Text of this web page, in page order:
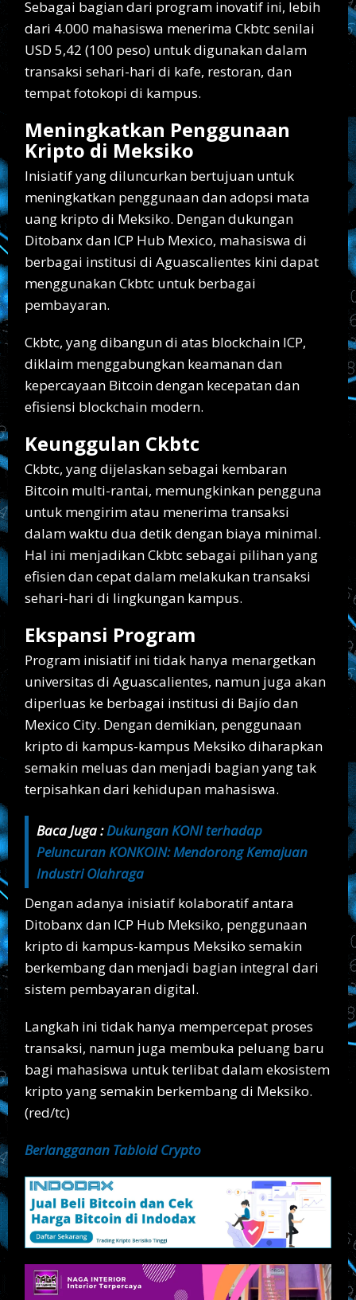
Sebagai bagian dari program inovatif ini, lebih
dari 4.000 mahasiswa menerima Ckbtc senilai
USD 5,42 (100 peso) untuk digunakan dalam
transaksi sehari-hari di kafe, restoran, dan
tempat fotokopi di kampus.
Meningkatkan Penggunaan
Kripto di Meksiko
Inisiatif yang diluncurkan bertujuan untuk
meningkatkan penggunaan dan adopsi mata
uang kripto di Meksiko. Dengan dukungan
Ditobanx dan ICP Hub Mexico, mahasiswa di
berbagai institusi di Aguascalientes kini dapat
menggunakan Ckbtc untuk berbagai
pembayaran.
Ckbtc, yang dibangun di atas blockchain ICP,
diklaim menggabungkan keamanan dan
kepercayaan Bitcoin dengan kecepatan dan
efisiensi blockchain modern.
Keunggulan Ckbtc
Ckbtc, yang dijelaskan sebagai kembaran
Bitcoin multi-rantai, memungkinkan pengguna
untuk mengirim atau menerima transaksi
dalam waktu dua detik dengan biaya minimal.
Hal ini menjadikan Ckbtc sebagai pilihan yang
efisien dan cepat dalam melakukan transaksi
sehari-hari di lingkungan kampus.
Ekspansi Program
Program inisiatif ini tidak hanya menargetkan
universitas di Aguascalientes, namun juga akan
diperluas ke berbagai institusi di Bajío dan
Mexico City. Dengan demikian, penggunaan
kripto di kampus-kampus Meksiko diharapkan
semakin meluas dan menjadi bagian yang tak
terpisahkan dari kehidupan mahasiswa.
Baca Juga :Dukungan KONI terhadap
Peluncuran KONKOIN: Mendorong Kemajuan
Industri Olahraga
Dengan adanya inisiatif kolaboratif antara
Ditobanx dan ICP Hub Meksiko, penggunaan
kripto di kampus-kampus Meksiko semakin
berkembang dan menjadi bagian integral dari
sistem pembayaran digital.
Langkah ini tidak hanya mempercepat proses
transaksi, namun juga membuka peluang baru
bagi mahasiswa untuk terlibat dalam ekosistem
kripto yang semakin berkembang di Meksiko.
(red/tc)
Berlangganan Tabloid Crypto